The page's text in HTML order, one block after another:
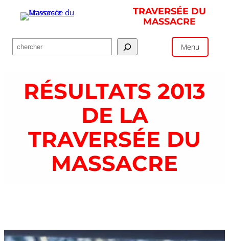
TRAVERSÉE DU
MASSACRE
Menu
RÉSULTATS 2013
DE LA
TRAVERSÉE DU
MASSACRE